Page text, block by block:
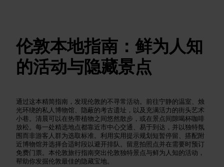
伦敦本地指南：鲜为人知
的活动与隐藏景点
通过这本精简指南，发现伦敦的不寻常活动。前往宁静的温室、烛
光环绕的私人博物馆、隐蔽的考古遗址，以及充满活力的街头艺术
小巷。清晨可以在热带植物之间悠然散步，或在景点间隙喝杯咖啡
放松。每一处精选地点都靠近市中心交通、易于到达，并以独特氛
围而非游客人群为选取标准。利用实用提示规划短暂停留、搭配附
近博物馆并选择合适时段以避开排队。留意拍照点并在需要时预订
免费门票。本伦敦旅行指南突出伦敦独特景点与鲜为人知的活动，
帮助你发掘伦敦最佳的隐藏宝地。